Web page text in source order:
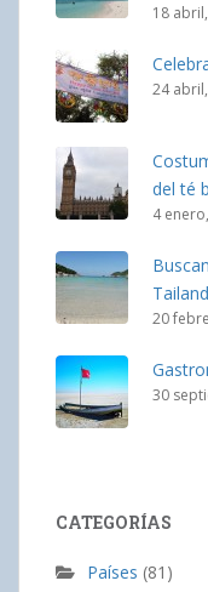
18
24
del té
4
20
30
CATEGORÍAS
Países (81)